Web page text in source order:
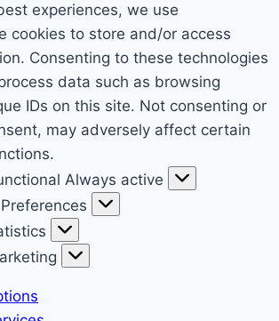
experiences, we use
cookies to store and/or access
Consenting to these technologies
data such as browsing
IDs on this site. Not consenting or
may adversely affect certain
Always active
Preferences